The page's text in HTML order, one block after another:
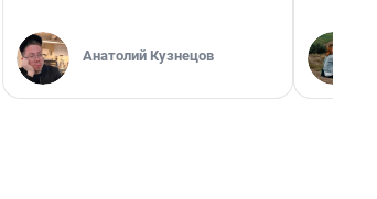
Анатолий Кузнецов